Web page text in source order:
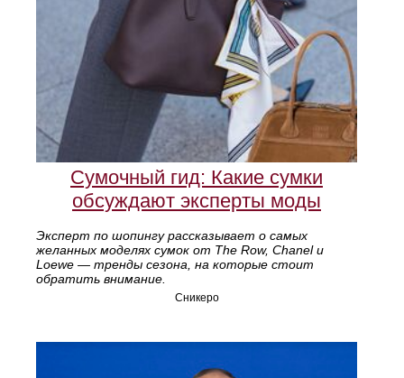
Сумочный гид: Какие сумки
обсуждают эксперты моды
Эксперт по шопингу рассказывает о самых
желанных моделях сумок от The Row, Chanel и
Loewe — тренды сезона, на которые стоит
обратить внимание.
Сникеро